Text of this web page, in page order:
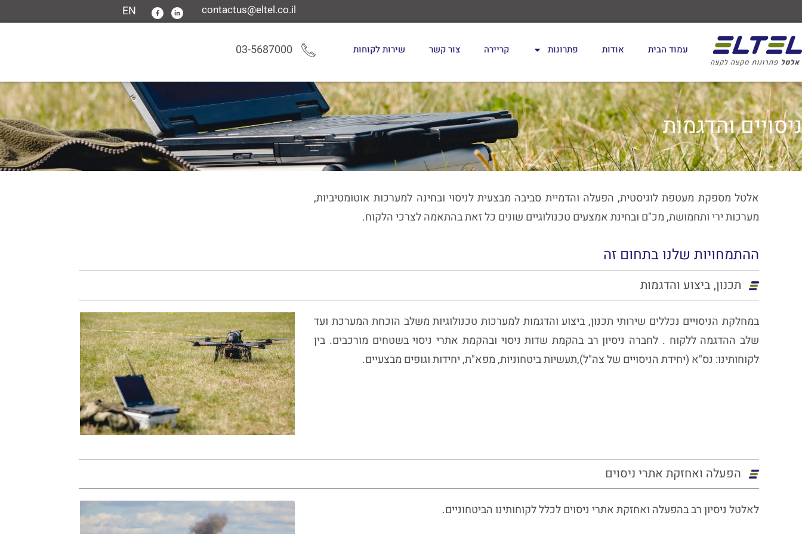
contactus@eltel.co.il
EN
עמוד הבית אודות פתרונות קריירה צור קשר שירות לקוחות 03-5687000
ניסויים והדגמות
אלטל מספקת מעטפת לוגיסטית, הפעלה והדמיית סביבה מבצעית לניסוי ובחינה למערכות אוטומטיביות,
מערכות ירי ותחמושת, מכ"ם ובחינת אמצעים טכנולוגיים שונים כל זאת בהתאמה לצרכי הלקוח.
ההתמחויות שלנו בתחום זה
תכנון, ביצוע והדגמות
במחלקת הניסויים נכללים שירותי תכנון, ביצוע והדגמות למערכות טכנולוגיות משלב הוכחת המערכת ועד
שלב ההדגמה ללקוח . לחברה ניסיון רב בהקמת שדות ניסוי ובהקמת אתרי ניסוי בשטחים מורכבים. בין
לקוחותינו: נס"א (יחידת הניסויים של צה"ל),תעשיות ביטחוניות, מפא"ת, יחידות וגופים מבצעיים.
​הפעלה ואחזקת אתרי ניסוים
​לאלטל ניסיון רב בהפעלה ואחזקת אתרי ניסוים לכלל לקוחותינו הביטחוניים.